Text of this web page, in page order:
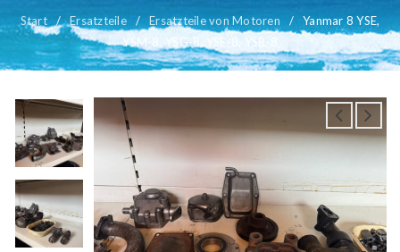
Start / Ersatzteile / Ersatzteile von Motoren /
Yanmar 8 YSE,
YSM-8, YSG-8, YSE-8, YSB-8